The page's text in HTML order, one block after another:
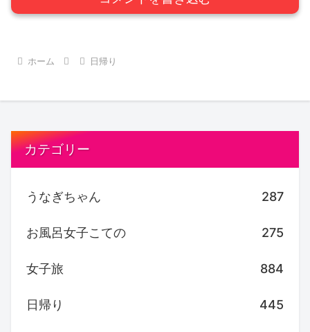
ホーム 日帰り
カテゴリー
うなぎちゃん 287
お風呂女子こての 275
女子旅 884
日帰り 445